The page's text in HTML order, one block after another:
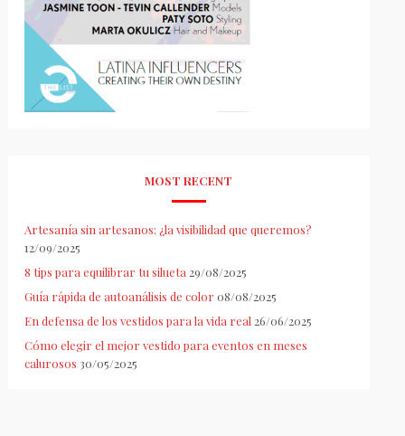
MOST RECENT
Artesanía sin artesanos: ¿la visibilidad que queremos?
12/09/2025
8 tips para equilibrar tu silueta 29/08/2025
Guía rápida de autoanálisis de color 08/08/2025
En defensa de los vestidos para la vida real 26/06/2025
Cómo elegir el mejor vestido para eventos en meses
calurosos 30/05/2025